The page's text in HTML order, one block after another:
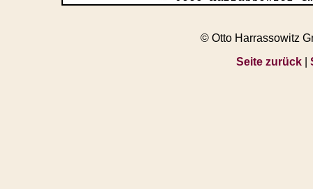
© Otto Harrassowitz
Seite zurück|